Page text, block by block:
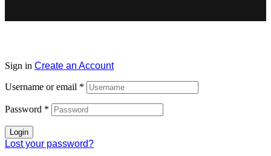
Sign in Create an Account
Username or email *
Password *
Login
Lost your password?